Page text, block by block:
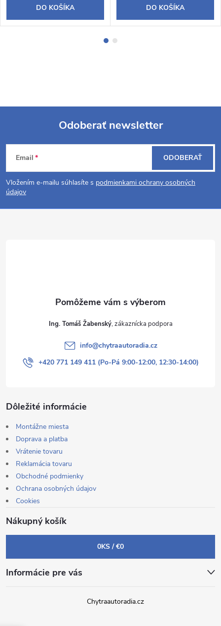
DO KOŠÍKA DO KOŠÍKA
Z
á
p
Odoberať newsletter
Email
Vložením e-mailu súhlasíte s podmienkami ochrany osobných
údajov
ODOBERAŤ
Ing. Tomáš Žabenský
info@chytraautoradia.cz
+420 771 149 411 (Po-Pá 9:00-12:00, 12:30-14:00)
Dôležité informácie
Montážne miesta
Doprava a platba
Vrátenie tovaru
Reklamácia tovaru
Obchodné podmienky
Ochrana osobných údajov
Cookies
Nákupný košík
0KS /€0
Informácie pre vás
Chytraautoradia.cz